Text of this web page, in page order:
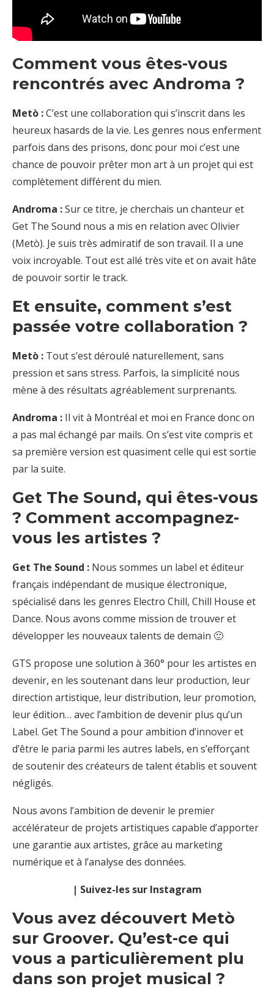
Comment vous êtes-vous
rencontrés avec Androma ?
Metò :C’est une collaboration qui s’inscrit dans les
heureux hasards de la vie. Les genres nous enferment
parfois dans des prisons, donc pour moi c’est une
chance de pouvoir prêter mon art à un projet qui est
complètement différent du mien.
Androma :Sur ce titre, je cherchais un chanteur et
Get The Sound nous a mis en relation avec Olivier
(Metò). Je suis très admiratif de son travail. Il a une
voix incroyable. Tout est allé très vite et on avait hâte
de pouvoir sortir le track.
Et ensuite, comment s’est
passée votre collaboration ?
Metò : Tout s’est déroulé naturellement, sans
pression et sans stress. Parfois, la simplicité nous
mène à des résultats agréablement surprenants.
Androma : Il vit à Montréal et moi en France donc on
a pas mal échangé par mails. On s’est vite compris et
sa première version est quasiment celle qui est sortie
par la suite.
Get The Sound, qui êtes-vous
? Comment accompagnez-
vous les artistes ?
Get The Sound : Nous sommes un label et éditeur
français indépendant de musique électronique,
spécialisé dans les genres Electro Chill, Chill House et
Dance. Nous avons comme mission de trouver et
développer les nouveaux talents de demain 🙂
GTS propose une solution à 360° pour les artistes en
devenir, en les soutenant dans leur production, leur
direction artistique, leur distribution, leur promotion,
leur édition… avec l’ambition de devenir plus qu’un
Label. Get The Sound a pour ambition d’innover et
d’être le paria parmi les autres labels, en s’efforçant
de soutenir des créateurs de talent établis et souvent
négligés.
Nous avons l’ambition de devenir le premier
accélérateur de projets artistiques capable d’apporter
une garantie aux artistes, grâce au marketing
numérique et à l’analyse des données.
| Suivez-les sur Instagram
Vous avez découvert Metò
sur Groover. Qu’est-ce qui
vous a particulièrement plu
dans son projet musical ?